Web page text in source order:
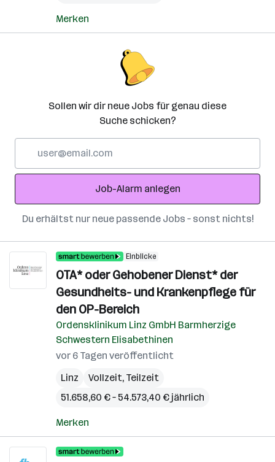
Merken
Sollen wir dir neue Jobs für genau diese
Suche schicken?
Adresse
Job-Alarm anlegen
Du erhältst nur neue passende Jobs – sonst nichts!
Einblicke
OTA* oder Gehobener Dienst* der
Gesundheits- und Krankenpflege für
den OP-Bereich
Ordensklinikum Linz GmbH Barmherzige
Schwestern Elisabethinen
vor 6 Tagen veröffentlicht
Linz
Vollzeit, Teilzeit
51.658,60 € – 54.573,40 € jährlich
Merken